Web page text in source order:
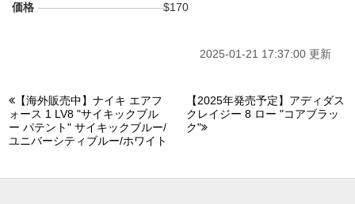
価格
$170
2025-01-21 17:37:00 更新
【海外販売中】ナイキ エアフ
ォース 1 LV8 "サイキックブル
ー パテント" サイキックブルー/
ユニバーシティブルー/ホワイト
【2025年発売予定】アディダス
クレイジー 8 ロー "コアブラッ
ク"